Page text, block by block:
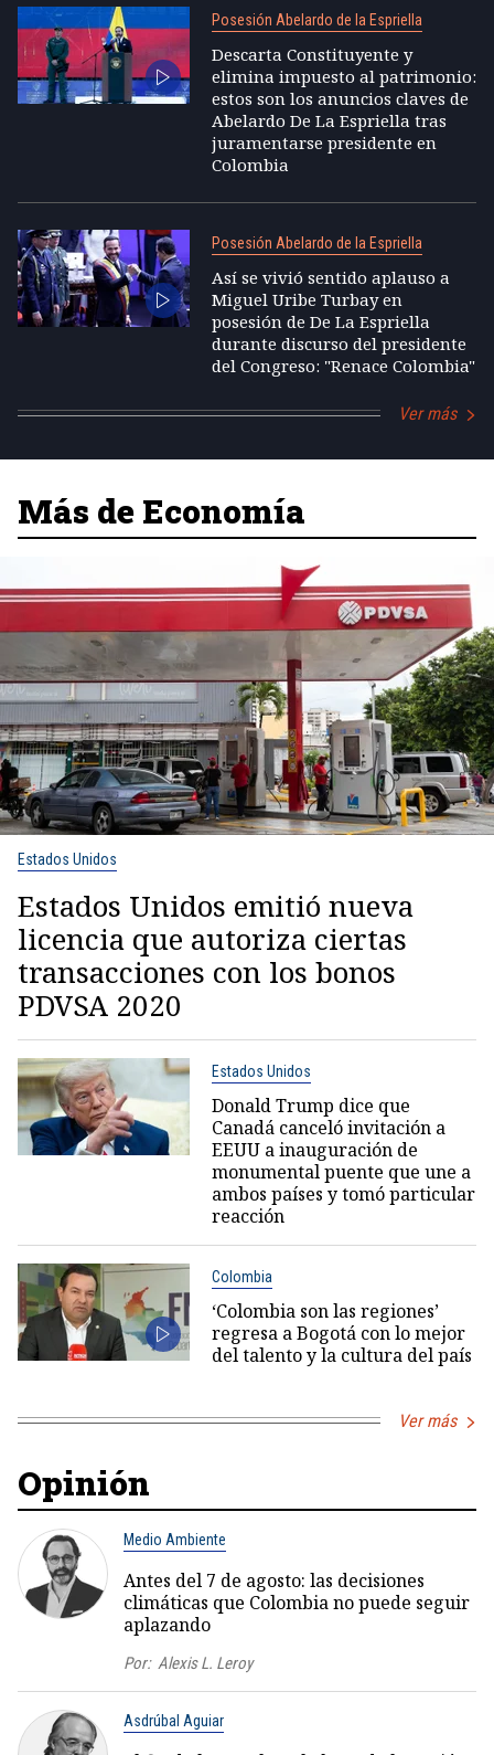
Posesión Abelardo de la Espriella
Descarta Constituyente y
elimina impuesto al patrimonio:
estos son los anuncios claves de
Abelardo De La Espriella tras
juramentarse presidente en
Colombia
Posesión Abelardo de la Espriella
Así se vivió sentido aplauso a
Miguel Uribe Turbay en
posesión de De La Espriella
durante discurso del presidente
del Congreso: "Renace Colombia"
Ver más
Más de Economía
Estados Unidos
Estados Unidos emitió nueva
licencia que autoriza ciertas
transacciones con los bonos
PDVSA 2020
Estados Unidos
Donald Trump dice que
Canadá canceló invitación a
EEUU a inauguración de
monumental puente que une a
ambos países y tomó particular
reacción
Colombia
‘Colombia son las regiones’
regresa a Bogotá con lo mejor
del talento y la cultura del país
Ver más
Opinión
Medio Ambiente
Antes del 7 de agosto: las decisiones
climáticas que Colombia no puede seguir
aplazando
Por: Alexis L. Leroy
Asdrúbal Aguiar